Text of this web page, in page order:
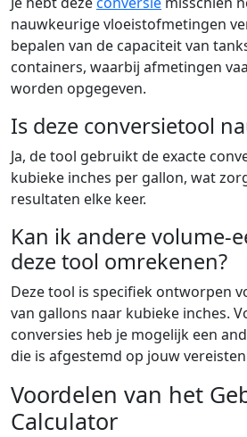
nauwkeurige vloeistofmetingen
bepalen van de capaciteit van
containers, waarbij afmetingen
worden opgegeven.
Is deze conversietool
Ja, de tool gebruikt de exacte
kubieke inches per gallon, wat
resultaten elke keer.
Kan ik andere volume-
deze tool omrekenen?
Deze tool is specifiek ontworpen
van gallons naar kubieke inches.
conversies heb je mogelijk een
die is afgestemd op jouw
Voordelen van het
Calculator